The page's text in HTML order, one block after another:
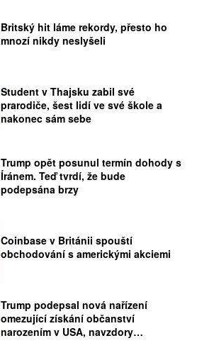
Britský hit láme rekordy, přesto ho
mnozí nikdy neslyšeli
Student v Thajsku zabil své
prarodiče, šest lidí ve své škole a
nakonec sám sebe
Trump opět posunul termín dohody s
Íránem. Teď tvrdí, že bude
podepsána brzy
Coinbase v Británii spouští
obchodování s americkými akciemi
Trump podepsal nová nařízení
omezující získání občanství
narozením v USA, navzdory